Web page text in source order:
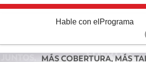
Hable con el Programa